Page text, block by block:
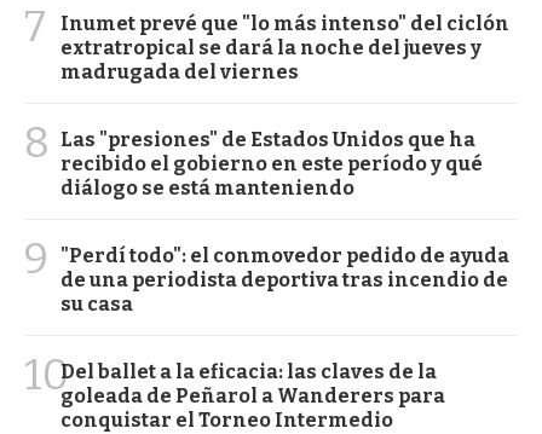
7
Inumet prevé que "lo más intenso" del ciclón
extratropical se dará la noche del jueves y
madrugada del viernes
8
Las "presiones" de Estados Unidos que ha
recibido el gobierno en este período y qué
diálogo se está manteniendo
9
"Perdí todo": el conmovedor pedido de ayuda
de una periodista deportiva tras incendio de
su casa
10Del ballet a la eficacia: las claves de la
goleada de Peñarol a Wanderers para
conquistar el Torneo Intermedio